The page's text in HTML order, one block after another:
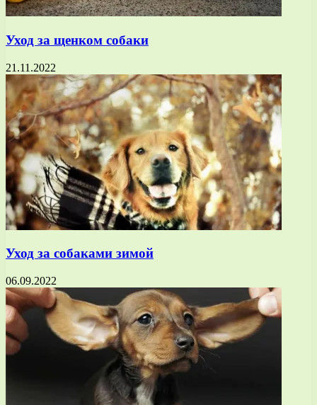
Уход за щенком собаки
21.11.2022
Уход за собаками зимой
06.09.2022